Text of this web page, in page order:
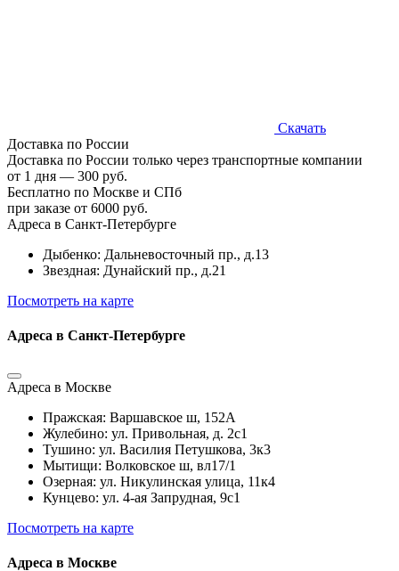
Скачать
Доставка по России
Доставка по России только через транспортные компании
от 1 дня — 300 руб.
Бесплатно по Москве и СПб
при заказе от 6000 руб.
Адреса в Санкт-Петербурге
Дыбенко: Дальневосточный пр., д.13
Звездная: Дунайский пр., д.21
Посмотреть на карте
Адреса в Санкт-Петербурге
Адреса в Москве
Пражская: Варшавское ш, 152А
Жулебино: ул. Привольная, д. 2с1
Тушино: ул. Василия Петушкова, 3к3
Мытищи: Волковское ш, вл17/1
Озерная: ул. Никулинская улица, 11к4
Кунцево: ул. 4-ая Запрудная, 9с1
Посмотреть на карте
Адреса в Москве